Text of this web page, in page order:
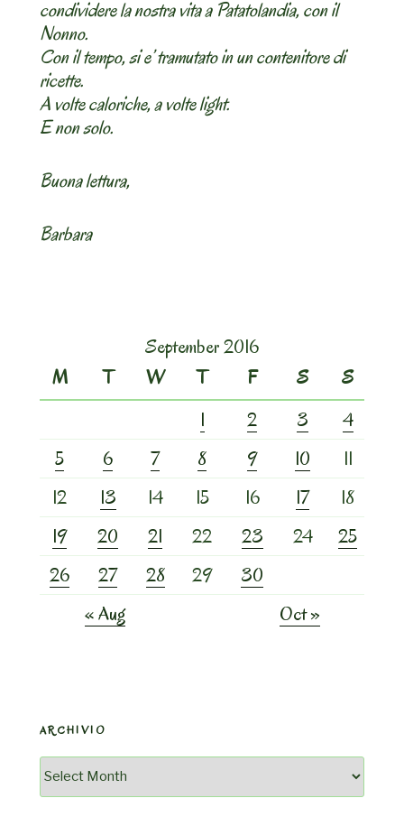
condividere la nostra vita a Patatolandia, con il
Nonno.
Con il tempo, si e’ tramutato in un contenitore di
ricette.
A volte caloriche, a volte light.
E non solo.
Buona lettura,
Barbara
September 2016
M
T W T F S
S
1
2 3
4
5
6 7 8 9 10
11
12
13 14 15 16 17
18
19
20 21 22 23 24
25
26
27 28 29
30
« Aug
Oct »
ARCHIVIO
Archivio